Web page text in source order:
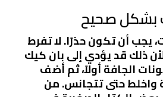
بشكل صحيح
يجب أن تكون حذرًا. لا تفرط
ذلك قد يؤدي إلى بان كيك
الجافة أولاً، ثم أضف
واخلط حتى تتجانس. من